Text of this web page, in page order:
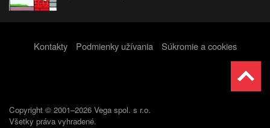
Kontakty Podmienky užívania Súkromie a cookies
Copyright © 2001–2026 Vega spol. s r.o.
Všetky práva vyhradené.